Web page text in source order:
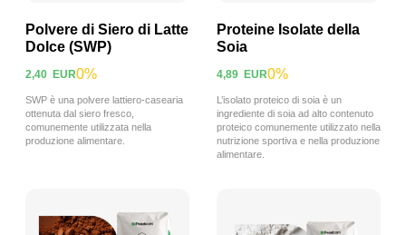
Visualizza prodotto
Polvere di Siero di Latte
Dolce (SWP)
2,40 EUR0%
SWP è una polvere lattiero-casearia
ottenuta dal siero fresco,
comunemente utilizzata nella
produzione alimentare.
Visualizza prodotto
Proteine Isolate della
Soia
4,89 EUR0%
L’isolato proteico di soia è un
ingrediente di soia ad alto contenuto
proteico comunemente utilizzato nella
nutrizione sportiva e nella produzione
alimentare.